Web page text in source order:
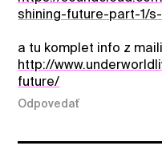
shining-future-part-1/
a tu komplet info z
http://
future/
Odpovedať